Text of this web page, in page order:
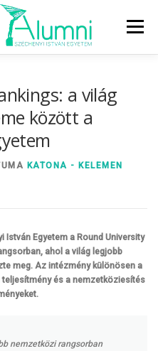
Menü
TÚL
a világ
között a
KATONA - KELEMEN
István Egyetem a Round University
ahol a világ legjobb
meg. Az intézmény különösen a
és a nemzetköziesítés
nemzetközi rangsorban